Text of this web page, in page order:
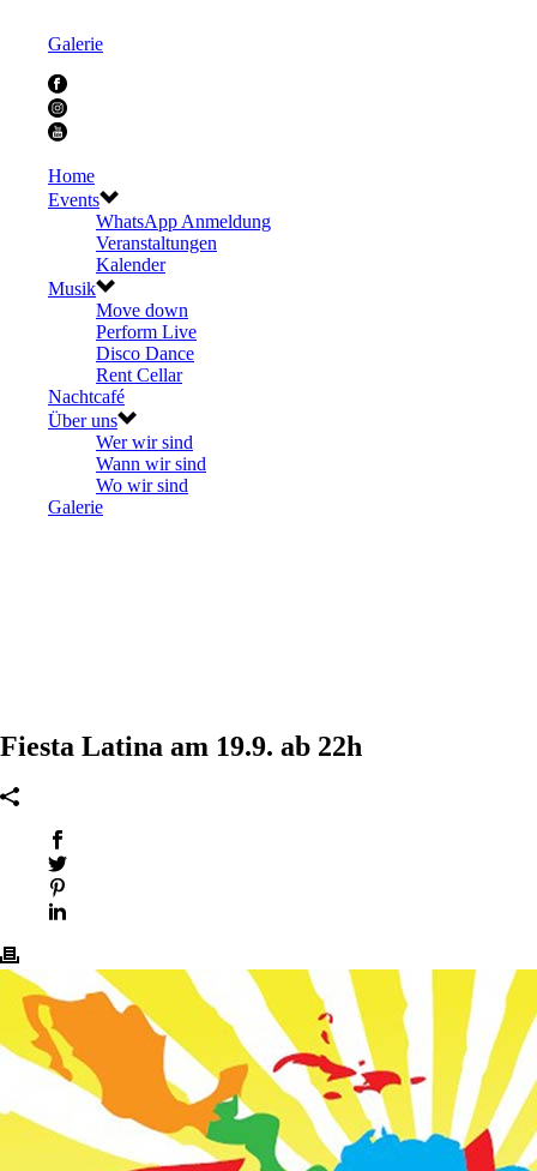
Galerie
Home
Events
WhatsApp Anmeldung
Veranstaltungen
Kalender
Musik
Move down
Perform Live
Disco Dance
Rent Cellar
Nachtcafé
Über uns
Wer wir sind
Wann wir sind
Wo wir sind
Galerie
Fiesta Latina am 19.9. ab 22h